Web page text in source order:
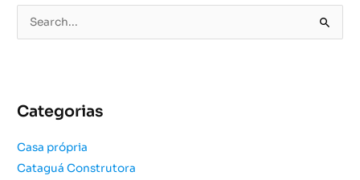
e
i
a
r
Categorias
Casa própria
Cataguá Construtora